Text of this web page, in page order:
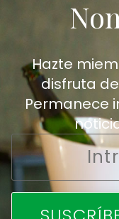
Hazte
disfruta
Permanece